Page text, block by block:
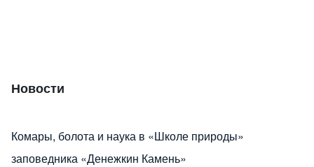
Новости
Комары, болота и наука в «Школе природы»
заповедника «Денежкин Камень»